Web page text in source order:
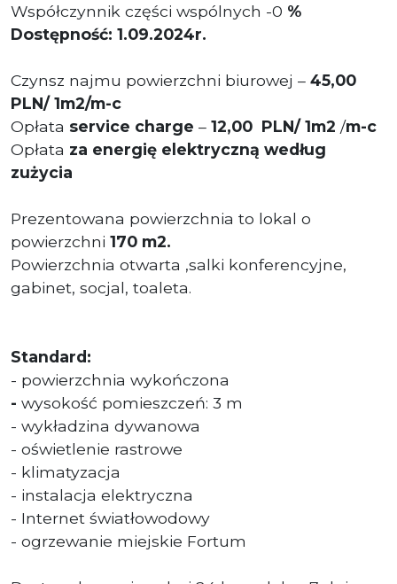
Współczynnik części wspólnych -0 %
Dostępność: 1.09.2024r.
Czynsz najmu powierzchni biurowej – 45,00
PLN/ 1m2/m-c
Opłata service charge – 12,00 PLN/ 1m2 /m-c
Opłata za energię elektryczną według
zużycia
Prezentowana powierzchnia to lokal o
powierzchni 170 m2.
Powierzchnia otwarta ,salki konferencyjne,
gabinet, socjal, toaleta.
Standard:
- powierzchnia wykończona
- wysokość pomieszczeń: 3 m
- wykładzina dywanowa
- oświetlenie rastrowe
- klimatyzacja
- instalacja elektryczna
- Internet światłowodowy
- ogrzewanie miejskie Fortum